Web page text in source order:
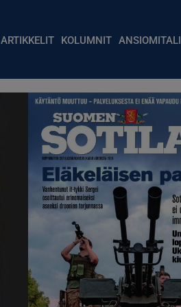
Main navigation
ARTIKKELIT KOLUMNIT ANSIOMITALI